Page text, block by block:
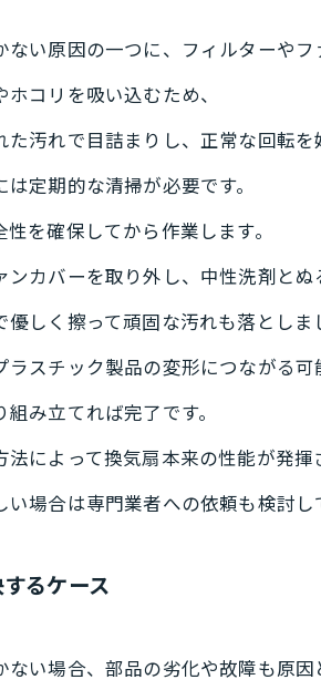
ない原因の一つに、フィルターやフ
コリを吸い込むため、
汚れで目詰まりし、正常な回転を
定期的な清掃が必要です。
を確保してから作業します。
ンカバーを取り外し、中性洗剤とぬ
しく擦って頑固な汚れも落としま
ラスチック製品の変形につながる可
み立てれば完了です。
法によって換気扇本来の性能が発
場合は専門業者への依頼も検討し
るケース
ない場合、部品の劣化や故障も原因